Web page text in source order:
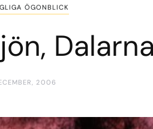
ÖGONBLICK
2006